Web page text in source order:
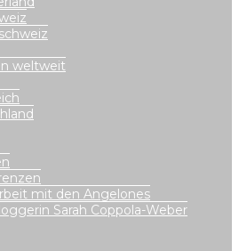
weltweit
mit den Angelones
Sarah Coppola-Weber